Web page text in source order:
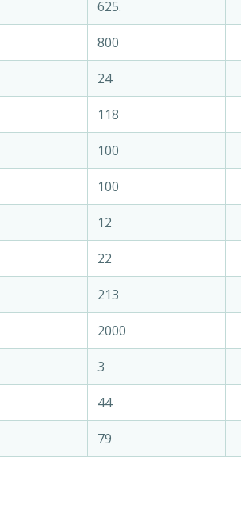
625.
800
24
118
100
100
12
22
213
2000
3
44
79